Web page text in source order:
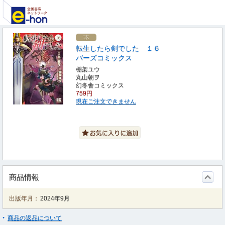
転生したら剣でした １６
バーズコミックス
棚架ユウ
丸山朝ヲ
幻冬舎コミックス
759円
現在ご注文できません
商品情報
出版年月： 2024年9月
商品の返品について